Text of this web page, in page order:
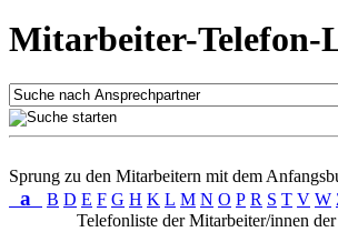
Mitarbeiter-Telefon-
Sprung zu den Mitarbeitern mit dem
a B D E F G H K L M N O P R S T V W
Telefonliste der Mitarbeiter/innen